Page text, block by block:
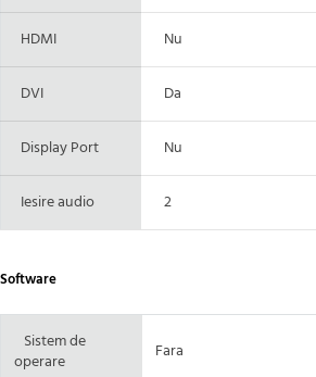
HDMI Nu
DVI Da
Display Port Nu
Iesire audio 2
Software
Sistem de
operare
Fara